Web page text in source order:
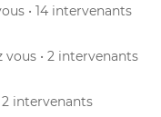
• 14 intervenants
vous • 2 intervenants
2 intervenants